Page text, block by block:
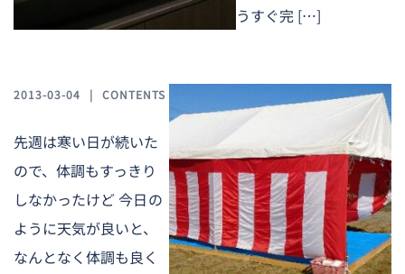
うすぐ完 […]
2013-03-04 CONTENTS
先週は寒い日が続いた
ので、体調もすっきり
しなかったけど 今日の
ように天気が良いと、
なんとなく体調も良く